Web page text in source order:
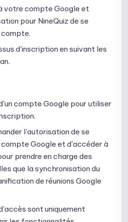
de configuration de Quick Quiz sur
de l'affichage des résultats de
des récompenses pour Quick
des questions pour
questions Quick Quiz avec l'IA
questions dans Quick Quiz à
questions de la bibliothèque
votre compte Google et
pour NineQuiz de se
d'inscription en suivant les
compte Google pour utiliser
l'autorisation de se
Google et d'accéder à
prendre en charge des
que la synchronisation du
de réunions Google
sont uniquement